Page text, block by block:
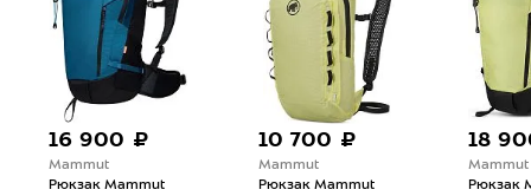
16 900 ₽
Mammut
Рюкзак Mammut
10 700 ₽
Mammut
Рюкзак Mammut
18
Mammut
Рюкзак